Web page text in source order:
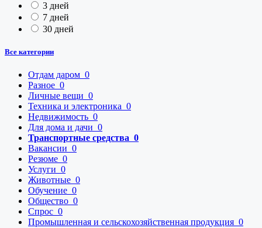
3 дней
7 дней
30 дней
Все категории
Отдам даром 0
Разное 0
Личные вещи 0
Техника и электроника 0
Недвижимость 0
Для дома и дачи 0
Транспортные средства 0
Вакансии 0
Резюме 0
Услуги 0
Животные 0
Обучение 0
Общество 0
Спрос 0
Промышленная и сельскохозяйственная продукция 0